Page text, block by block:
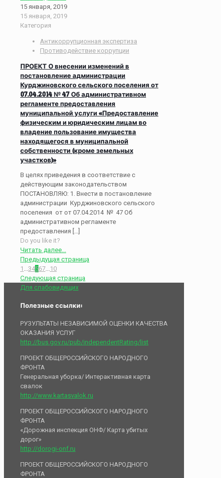
15 января, 2019
15 января, 2019
Категория
Антикоррупционная экспертиза
Противодействие коррупции
ПРОЕКТ О внесении изменений в
постановление администрации
Курджиновского сельского поселения от
07.04.2014 № 47 Об административном
регламенте предоставления
муниципальной услуги «Предоставление
физическим и юридическим лицам во
владение пользование имущества
находящегося в муниципальной
собственности (кроме земельных
участков)»
В целях приведения в соответствие с
действующим законодательством
ПОСТАНОВЛЯЮ: 1. Внести в постановление
администрации Курджиновского сельского
поселения от от 07.04.2014 № 47 Об
административном регламенте
предоставления […]
Do you like it?
Читать далее...
Предыдущая страница
1 ...34567...10
Следующая страница
Для слабовидящих
Полезные ссылки:
РУЗУЛЬТАТЫ НЕЗАВИСИМОЙ ОЦЕНКИ КАЧЕСТВА
ОКАЗАНИЯ УСЛУГ
http://bus.gov.ru/pub/independentRating/list
ПРОЕКТ ОБЩЕРОССИЙСКОГО НАРОДНОГО
ФРОНТА
Генеральная уборка/ Интерактивная карта
свалок
http://www.kartasvalok.ru
ПРОЕКТ ОБЩЕРОССИЙСКОГО НАРОДНОГО
ФРОНТА
«Дорожная инспекция ОНФ/ Карта убитых
дорог»
http://dorogi-onf.ru
ПРОЕКТ ОБЩЕРОССИЙСКОГО НАРОДНОГО
ФРОНТА